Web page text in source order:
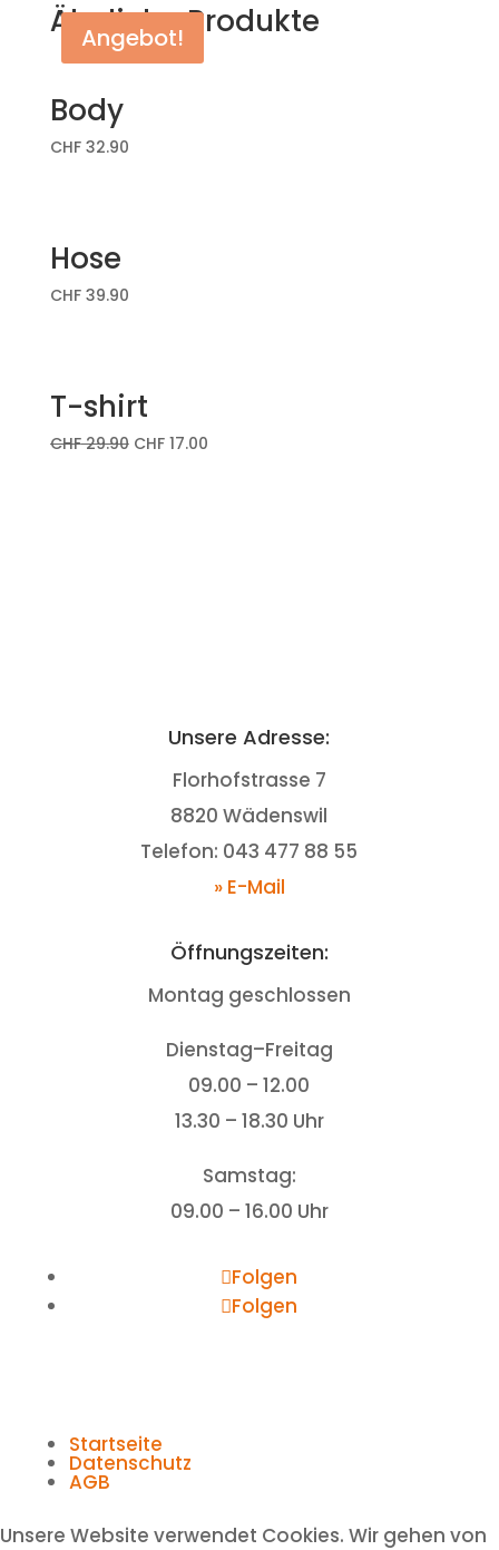
Ähnliche Produkte
Body
CHF32.90
Hose
CHF39.90
Angebot!
T-shirt
CHF29.90 CHF17.00
Unsere Adresse:
Florhofstrasse 7
8820 Wädenswil
Telefon: 043 477 88 55
» E-Mail
Öffnungszeiten:
Montag geschlossen
Dienstag–Freitag
09.00 – 12.00
13.30 – 18.30 Uhr
Samstag:
09.00 – 16.00 Uhr
Folgen
Folgen
Startseite
Datenschutz
AGB
Unsere Website verwendet Cookies. Wir gehen von